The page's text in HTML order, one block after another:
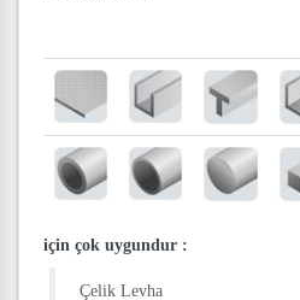
için çok uygundur :
Çelik Levha